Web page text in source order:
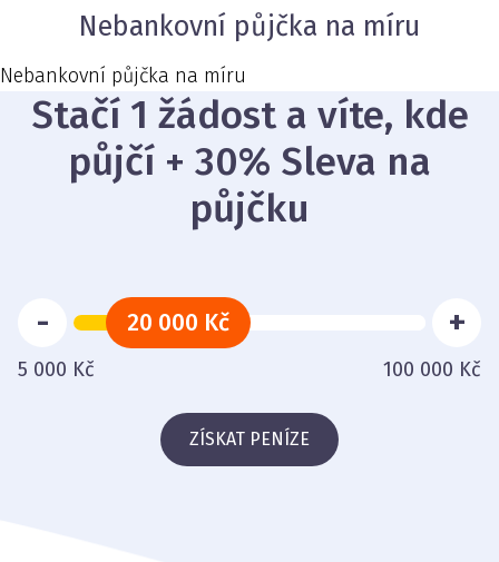
Nebankovní půjčka na míru
Nebankovní půjčka na míru
Stačí 1 žádost a víte, kde
půjčí + 30% Sleva na
půjčku
20 000 Kč
- +
5 000 Kč 100 000 Kč
ZÍSKAT PENÍZE